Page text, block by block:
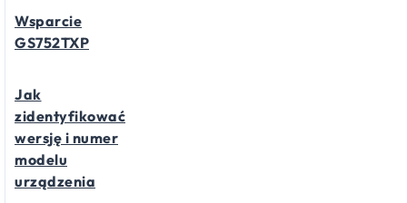
Wsparcie
GS752TXP
Jak
zidentyfikować
wersję i numer
modelu
urządzenia